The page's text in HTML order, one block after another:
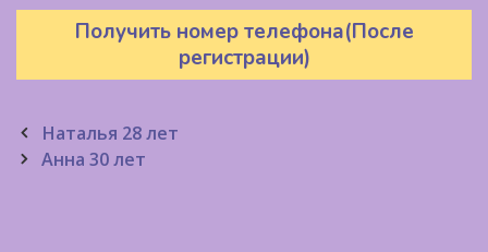
Получить номер телефона(После
регистрации)
Post
navigation
Наталья 28 лет
Анна 30 лет